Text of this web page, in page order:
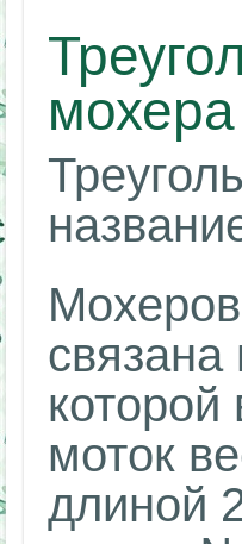
мохера
моток
длиной